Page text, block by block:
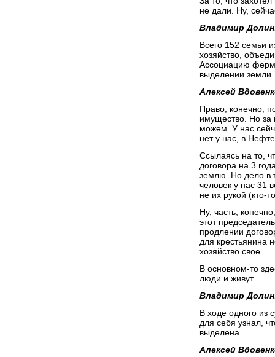
не дали. Ну,
Владимир
Всего 152 семьи
хозяйство,
Ассоциацию
выделении земли.
Алексей
Право, конечно,
имущество. Но за
можем. У нас
нет у нас, в
Ссылаясь на то,
договора на 3
землю. Но дело в
человек у нас 31
не их рукой (кто-
Ну, часть,
этот
продлении
для крестьянина
хозяйство свое.
В основном-то
люди и живут.
Владимир
В ходе одного из
для себя узнал,
выделена.
Алексей